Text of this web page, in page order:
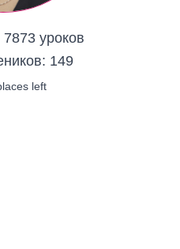
7873 уроков
149
left